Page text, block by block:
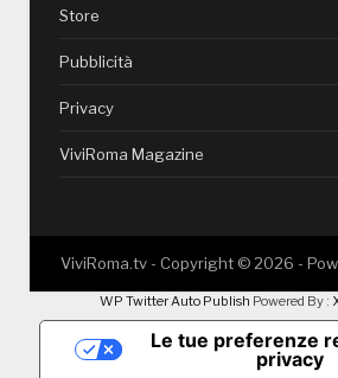
Store
Pubblicità
Privacy
ViviRoma Magazine
ViviRoma.tv - Copyright © 2026 -
WP Twitter Auto Publish Powered By :
Le tue preferenze
privacy